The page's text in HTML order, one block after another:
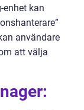
enhet kan
användare
att välja